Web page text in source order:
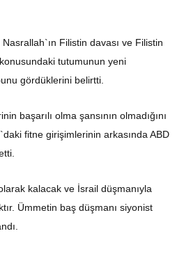
Filistin davası ve Filistin
tutumunun yeni
gördüklerini belirtti.
başarılı olma şansının olmadığını
fitne girişimlerinin arkasında ABD
kalacak ve İsrail düşmanıyla
Ümmetin baş düşmanı siyonist